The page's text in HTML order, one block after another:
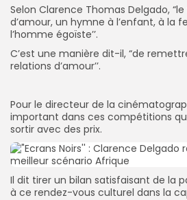
Selon Clarence Thomas Delgado,
d’amour, un hymne à l’enfant, à la
l’homme égoïste’’.
C’est une manière dit-il, “de
relations d’amour’’.
Pour le directeur de la
important dans ces compétitions
sortir avec des prix.
Il dit tirer un bilan satisfaisant de la
à ce rendez-vous culturel dans la